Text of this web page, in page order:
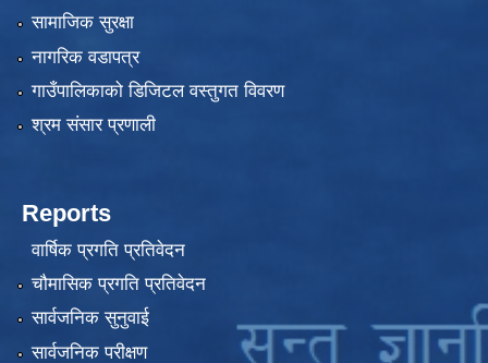
सामाजिक सुरक्षा
नागरिक वडापत्र
गाउँपालिकाको डिजिटल वस्तुगत विवरण
श्रम संसार प्रणाली
Reports
वार्षिक प्रगति प्रतिवेदन
चौमासिक प्रगति प्रतिवेदन
सार्वजनिक सुनुवाई
सार्वजनिक परीक्षण